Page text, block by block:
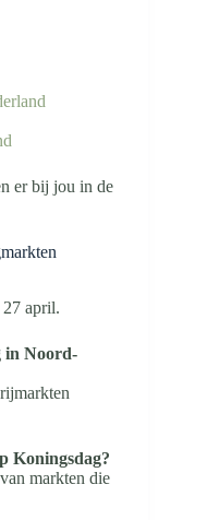
er bij jou in de
april.
in Noord-
Koningsdag?
markten die